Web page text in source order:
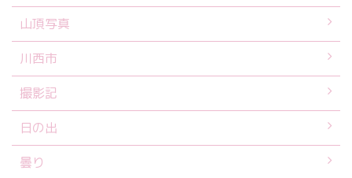
山頂写真
川西市
撮影記
日の出
曇り